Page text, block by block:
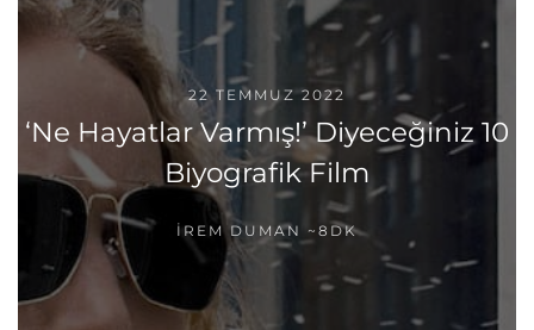
22 TEMMUZ 2022
‘Ne Hayatlar Varmış!’ Diyeceğiniz 10
Biyografik Film
İREM DUMAN ~8DK